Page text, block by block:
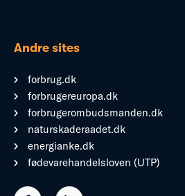
Andre sites
forbrug.dk
forbrugereuropa.dk
forbrugerombudsmanden.dk
naturskaderaadet.dk
energianke.dk
fødevarehandelsloven (UTP)